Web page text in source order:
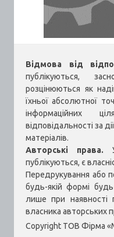
Відмова від
публікуються,
розцінюються як
їхньої абсолютної
інформаційних
відповідальності за
матеріалів.
Авторські права.
публікуються, є
Передрукування або
будь-якій формі
лише при наявності
власника авторських
Copyright ТОВ Фірма